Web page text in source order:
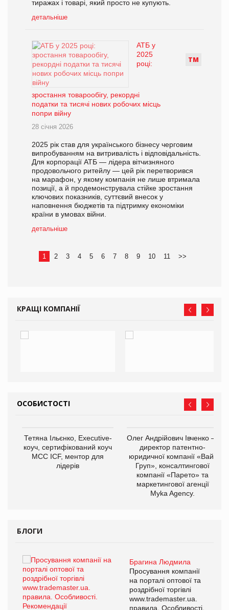
тиражах і товарі, який просто не купують.
детальніше
ТМ
АТБ у
2025
році:
зростання товарообігу, рекордні
податки та тисячі нових робочих місць
попри війну
28 січня 2026
2025 рік став для українського бізнесу черговим
випробуванням на витривалість і відповідальність.
Для корпорації АТБ — лідера вітчизняного
продовольчого ритейлу — цей рік перетворився
на марафон, у якому компанія не лише втримала
позиції, а й продемонструвала стійке зростання
ключових показників, суттєвий внесок у
наповнення бюджетів та підтримку економіки
країни в умовах війни.
детальніше
1 2 3 4 5 6 7 8 9 10 11 >>
КРАЩІ КОМПАНІЇ
ОСОБИСТОСТІ
Тетяна Ільєнко, Executive-
коуч, сертифікований коуч
МСС ICF, ментор для
лідерів
Олег Андрійович Івченко —
директор патентно-
юридичної компанії «Вайз
Груп», консалтингової
компанії «Парето» та
маркетингової агенції
Myka Agency.
БЛОГИ
Брагина Людмила
Просування компанії
на порталі оптової та
роздрібної торгівлі
www.trademaster.ua.
правила. Особливості.